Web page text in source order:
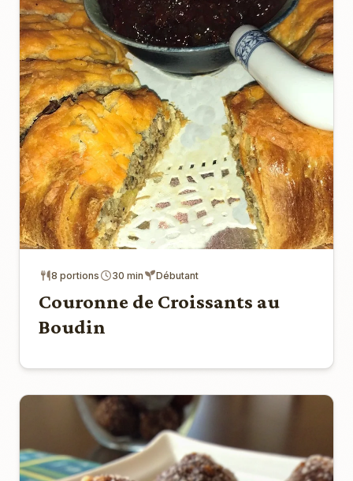
8 portions 30 min Débutant
Couronne de Croissants au
Boudin